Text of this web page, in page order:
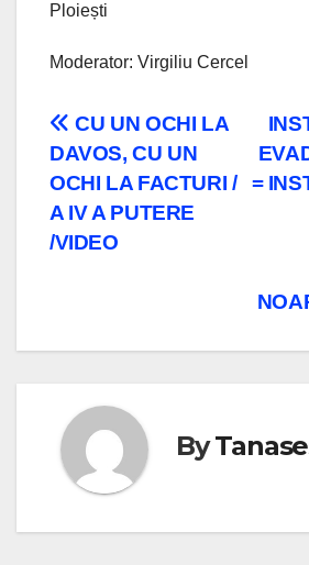
Ploiești
Moderator: Virgiliu Cercel
Navigare
în
articole
=
CU UN OCHI LA
DAVOS, CU UN
OCHI LA FACTURI /
A IV A PUTERE
/VIDEO
By